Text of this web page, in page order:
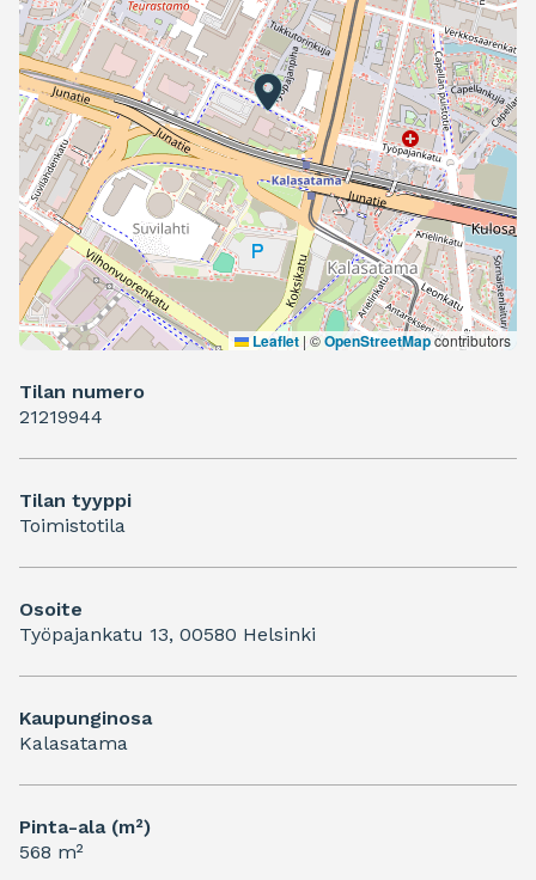
Leaflet | ©OpenStreetMapcontributors
Tilan numero
21219944
Tilan tyyppi
Toimistotila
Osoite
Työpajankatu 13, 00580 Helsinki
Kaupunginosa
Kalasatama
Pinta-ala (m²)
568 m²